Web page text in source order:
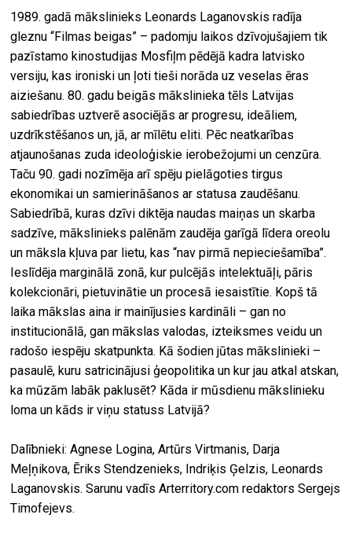
1989. gadā mākslinieks Leonards Laganovskis radīja
gleznu “Filmas beigas” – padomju laikos dzīvojušajiem tik
pazīstamo kinostudijas Mosfiļm pēdējā kadra latvisko
versiju, kas ironiski un ļoti tieši norāda uz veselas ēras
aiziešanu. 80. gadu beigās mākslinieka tēls Latvijas
sabiedrības uztverē asociējās ar progresu, ideāliem,
uzdrīkstēšanos un, jā, ar mīlētu eliti. Pēc neatkarības
atjaunošanas zuda ideoloģiskie ierobežojumi un cenzūra.
Taču 90. gadi nozīmēja arī spēju pielāgoties tirgus
ekonomikai un samierināšanos ar statusa zaudēšanu.
Sabiedrībā, kuras dzīvi diktēja naudas maiņas un skarba
sadzīve, mākslinieks palēnām zaudēja garīgā līdera oreolu
un māksla kļuva par lietu, kas “nav pirmā nepieciešamība”.
Ieslīdēja marginālā zonā, kur pulcējās intelektuāļi, pāris
kolekcionāri, pietuvinātie un procesā iesaistītie. Kopš tā
laika mākslas aina ir mainījusies kardināli – gan no
institucionālā, gan mākslas valodas, izteiksmes veidu un
radošo iespēju skatpunkta. Kā šodien jūtas mākslinieki –
pasaulē, kuru satricinājusi ģeopolitika un kur jau atkal atskan,
ka mūzām labāk paklusēt? Kāda ir mūsdienu mākslinieku
loma un kāds ir viņu statuss Latvijā?
Dalībnieki: Agnese Logina, Artūrs Virtmanis, Darja
Meļņikova, Ēriks Stendzenieks, Indriķis Ģelzis, Leonards
Laganovskis. Sarunu vadīs Arterritory.com redaktors Sergejs
Timofejevs.